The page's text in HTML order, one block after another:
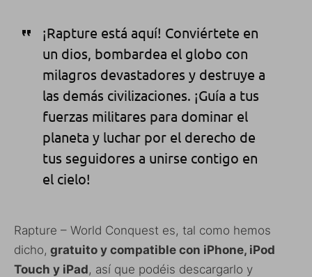
¡Rapture está aquí! Conviértete en
un dios, bombardea el globo con
milagros devastadores y destruye a
las demás civilizaciones. ¡Guía a tus
fuerzas militares para dominar el
planeta y luchar por el derecho de
tus seguidores a unirse contigo en
el cielo!
Rapture – World Conquest es, tal como hemos
dicho, gratuito y compatible con iPhone, iPod
Touch y iPad, así que podéis descargarlo y